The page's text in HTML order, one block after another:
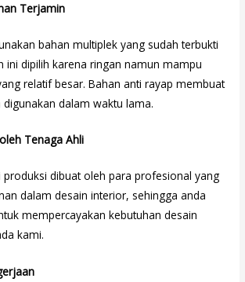
Terjamin
bahan multiplek yang sudah terbukti
ini dipilih karena ringan namun mampu
relatif besar. Bahan anti rayap membuat
digunakan dalam waktu lama.
Tenaga Ahli
dibuat oleh para profesional yang
dalam desain interior, sehingga anda
mempercayakan kebutuhan desain
kami.